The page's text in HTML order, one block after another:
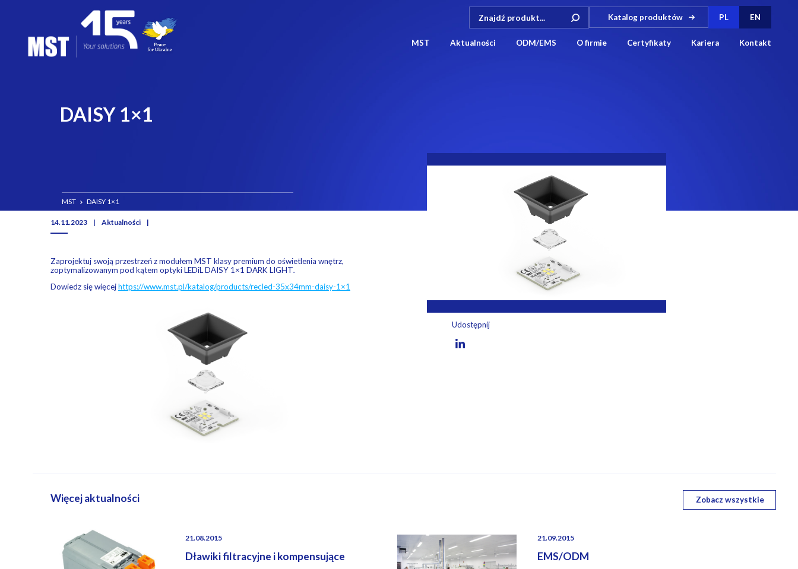
Katalog produktów PL EN
MST Aktualności ODM/EMS O firmie Certyfikaty Kariera Kontakt
DAISY 1×1
MST DAISY 1×1
Udostępnij
14.11.2023 | Aktualności |
Zaprojektuj swoją przestrzeń z modułem MST klasy premium do oświetlenia wnętrz,
zoptymalizowanym pod kątem optyki LEDiL DAISY 1×1 DARK LIGHT.
Dowiedz się więcejhttps://www.mst.pl/katalog/products/recled-35x34mm-daisy-1×1
Więcej aktualności Zobacz wszystkie
21.08.2015
Dławiki filtracyjne i kompensujące
21.09.2015
EMS/ODM